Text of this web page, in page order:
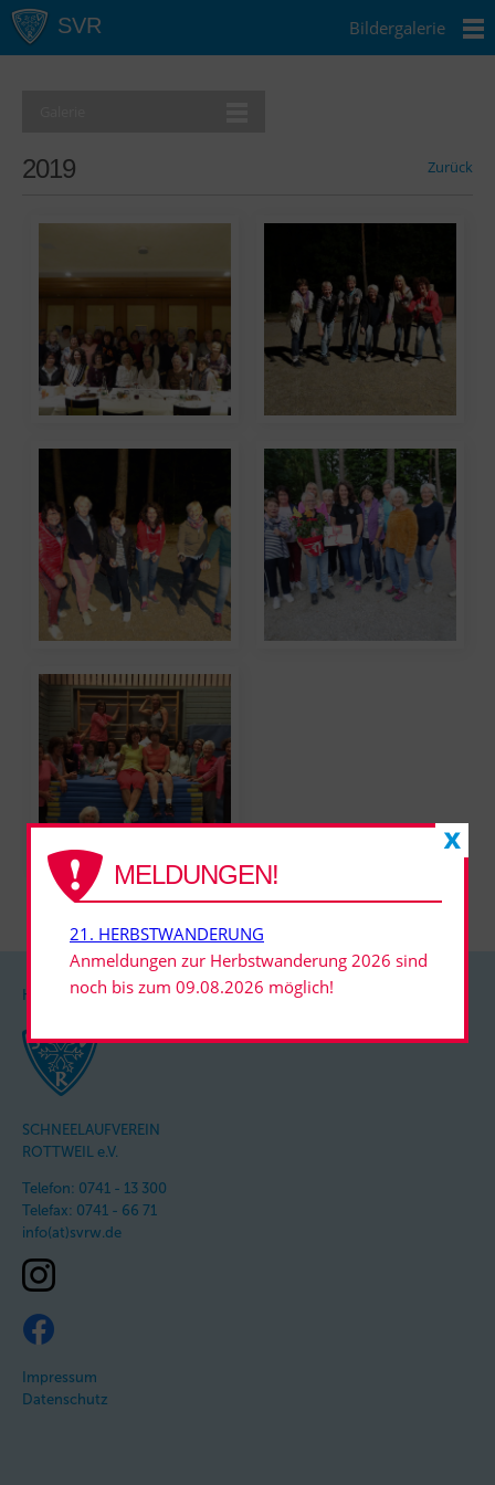
Bildergalerie
Zurück
2019
KONTAKT
SCHNEELAUFVEREIN
ROTTWEIL e.V.
Telefon: 0741 - 13 300
Telefax: 0741 - 66 71
info(at)svrw.de
Impressum
Datenschutz
MELDUNGEN!
21. HERBSTWANDERUNG
Anmeldungen zur Herbstwanderung 2026 sind
noch bis zum 09.08.2026 möglich!